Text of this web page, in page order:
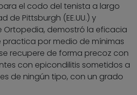
el codo del tenista a largo
de Pittsburgh (EE.UU.) y
Ortopedia, demostró la eficacia
por medio de mínimas
recupere de forma precoz con
con epicondilitis sometidos a
de ningún tipo, con un grado